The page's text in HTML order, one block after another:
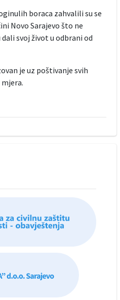
boraca zahvalili su se
Novo Sarajevo što ne
svoj život u odbrani od
je uz poštivanje svih